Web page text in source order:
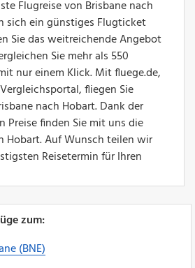
Flugreise von Brisbane nach
sich ein günstiges Flugticket
Sie das weitreichende Angebot
Sie mehr als 550
nur einem Klick. Mit fluege.de,
fliegen Sie
nach Hobart. Dank der
Preise finden Sie mit uns die
Hobart. Auf Wunsch teilen wir
Reisetermin für Ihren
zum:
(BNE)